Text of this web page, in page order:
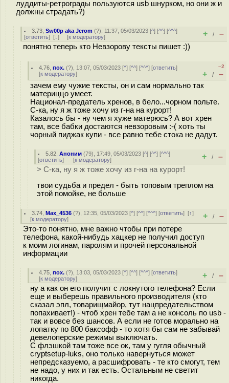
луддиты-ретрограды пользуются usb шнурком, но они ж и
должны страдать?)
3.73 ,Sw00p aka Jerom (?), 11:37, 05/03/2023 [^] [^^] [^^^]
[ответить] [↓] [к модератору] + / –
понятно теперь кто Невзорову тексты пишет :))
4.76 ,пох. (?), 13:07, 05/03/2023 [^] [^^] [^^^] [ответить]
[к модератору]
–2
+ / –
зачем ему чужие тексты, он и сам нормально так
материццо умеет.
Национал-предатель хренов, в бело...чорном польте.
С-ка, ну я ж тоже хочу из г-на на курорт!
Казалось бы - ну чем я хуже матерюсь? А вот хрен
там, все бабки достаются невзоровым :-( хоть ты
чорный пиджак купи - все равно тебе стока не дадут.
5.82 ,Аноним (79), 17:49, 05/03/2023 [^] [^^] [^^^]
[ответить] [к модератору] + / –
> С-ка, ну я ж тоже хочу из г-на на курорт!
твои судьба и предел - быть топовым треплом на
этой помойке, не больше
3.74 ,Max_4536 (?), 12:35, 05/03/2023 [^] [^^] [^^^] [ответить][↑]
[к модератору] + / –
Это-то понятно, мне важно чтобы при потере
телефона, какой-нибудь хацкер не получил доступ
к моим логинам, паролям и прочей персональной
информации
4.75 ,пох. (?), 13:03, 05/03/2023 [^] [^^] [^^^] [ответить]
[к модератору] + / –
ну а как он его получит с локнутого телефона? Если
еще и выберешь правильного производителя (кто
сказал эпл, товарищмайор, тут нацпредательством
попахивает!) - чтоб хрен тебе там а не консоль по usb -
так и вовсе без шансов. А если не готов морально на
лопатку по 800 баксофф - то хотя бы сам не забывай
девелоперские режимы выключать.
С флэшкой там тоже все ок, там у гугля обычный
cryptsetup-luks, оно только навернуться может
непредсказуемо, а расшифровать - те кто смогут, тем
не надо, у них и так есть. Остальным не светит
никогда.